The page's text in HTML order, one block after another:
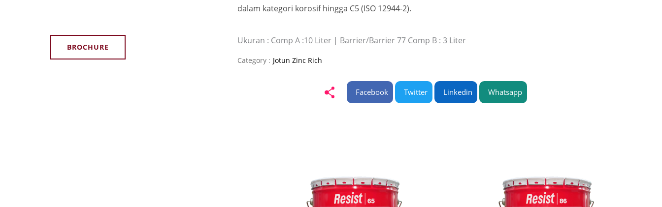
BROCHURE
dalam kategori korosif hingga C5 (ISO 12944-2).
Ukuran : Comp A :10 Liter | Barrier/Barrier 77 Comp B : 3 Liter
Category : Jotun Zinc Rich
Facebook Twitter Linkedin Whatsapp